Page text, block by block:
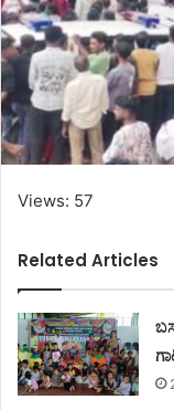
Views: 57
Related Articles